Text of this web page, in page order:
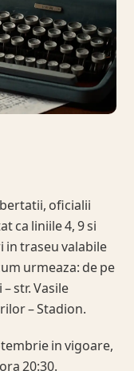
oficialii
ca liniile 4, 9 si
in traseu valabile
urmeaza: de pe
str. Vasile
– Stadion.
in vigoare,
20:30.